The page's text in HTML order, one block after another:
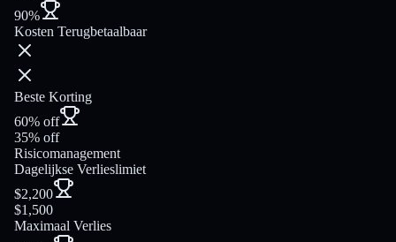
90%
Kosten Terugbetaalbaar
Beste Korting
60% off
35% off
Risicomanagement
Dagelijkse Verlieslimiet
$2,200
$1,500
Maximaal Verlies